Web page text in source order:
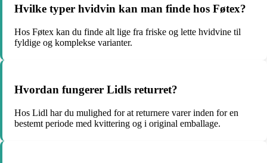
Hvilke typer hvidvin kan man finde hos Føtex?
Hos Føtex kan du finde alt lige fra friske og lette hvidvine til
fyldige og komplekse varianter.
Hvordan fungerer Lidls returret?
Hos Lidl har du mulighed for at returnere varer inden for en
bestemt periode med kvittering og i original emballage.